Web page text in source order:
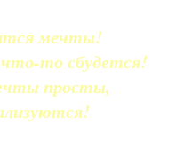
мечты!
то сбудется!
просты,